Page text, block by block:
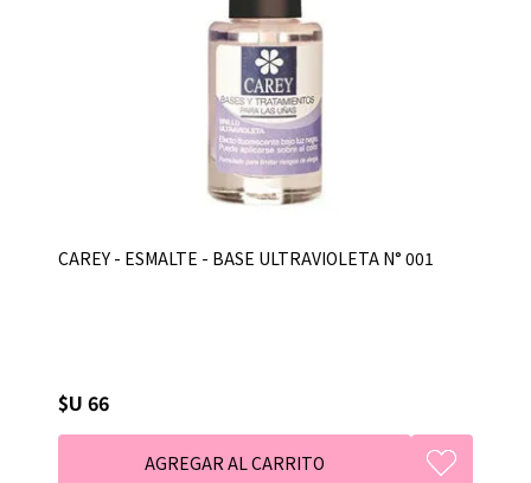
CAREY - ESMALTE - BASE ULTRAVIOLETA N° 001
$U 66